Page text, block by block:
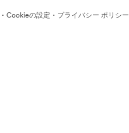
· Cookieの設定 · プライバシー ポリシー